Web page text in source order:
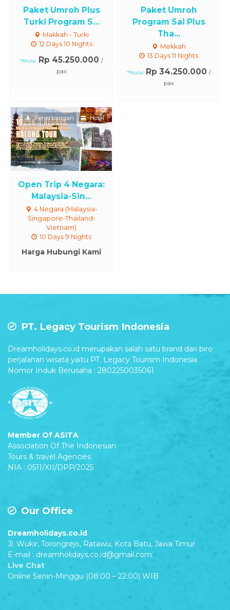
Paket Umroh Plus
Turki Program S...
Makkah - Turki
12 Days 10 Nights
*Mulai Rp 45.250.000 /
pax
Paket Umroh
Program Sai Plus
Tha...
Mekkah
13 Days 11 Nights
*Mulai Rp 34.250.000 /
pax
Open Trip 4 Negara:
Malaysia-Sin...
4 Negara (Malaysia-
Singapore-Thailand-
Vietnam)
10 Days 9 Nights
Harga Hubungi Kami
Penerbangan Hotel
PT. Legacy Tourism Indonesia
Dreamholidays.co.id merupakan salah satu brand dari biro
perjalanan wisata yaitu PT. Legacy Tourism Indonesia
Nomor Induk Berusaha : 2802250035061
Member Of ASITA
Association Of The Indonesian
Tours & travel Agencies
NIA : 0511/XII/DPP/2025
Our Office
Dreamholidays.co.id
Jl. Wukir, Torongrejo, Ratawu, Kota Batu, Jawa Timur
E-mail : dreamholidays.co.id@gmail.com
Live Chat
Online Senin-Minggu (08:00 – 22:00) WIB